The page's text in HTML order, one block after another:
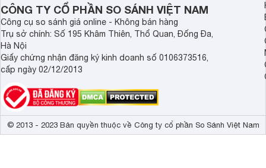
CÔNG TY CỔ PHẦN SO SÁNH VIỆT NAM
Công cụ so sánh giá online - Không bán hàng
Trụ sở chính: Số 195 Khâm Thiên, Thổ Quan, Đống Đa,
Hà Nội
Giấy chứng nhận đăng ký kinh doanh số 0106373516,
cấp ngày 02/12/2013
© 2013 - 2023 Bản quyền thuộc về Công ty cổ phần So Sánh Việt Nam